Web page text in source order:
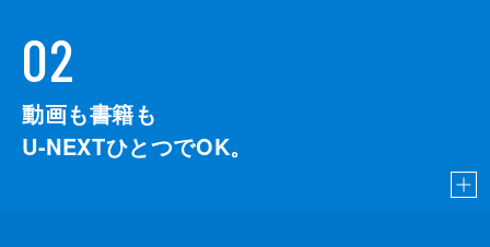
02
動画も書籍も
U-NEXTひとつでOK。